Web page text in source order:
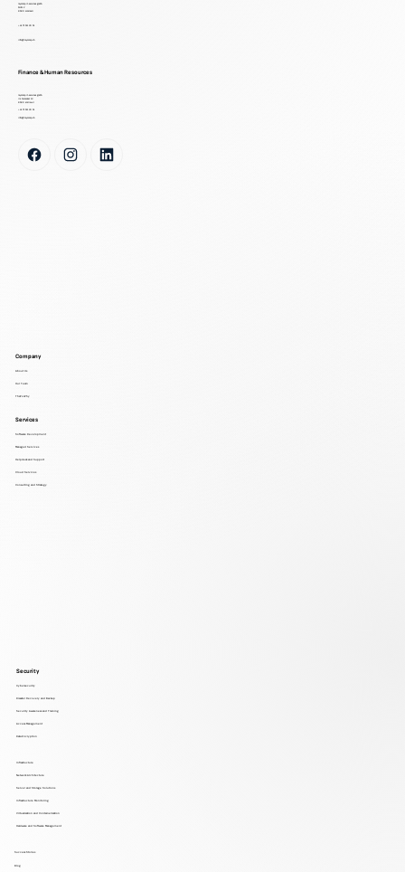
mycomp it-services gmbh
brühl 2
8580 sommeri
+41 71 511 30 51
info@mycomp.ch
Finance & Human Resources
mycomp it-services gmbh
im bielacker 13
8580 amriswil
+41 71 511 30 51
info@mycomp.ch
Company
About Us
Our Team
That's Why
Services
Consulting and Strategy
Managed Services
Cloud Services
Helpdesk and Support
Software Development
Security
Cybersecurity
Data Encryption
Access Management
Security Awareness and Training
Disaster Recovery and Backup
Infrastructure
Network Architecture
Server and Storage Solutions
Infrastructure Monitoring
Virtualization and Containerization
Hardware and Software Management
Success Stories
Blog